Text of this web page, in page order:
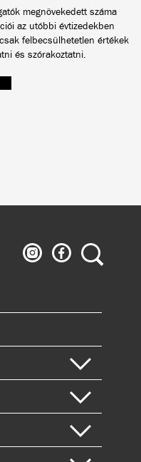
megnövekedett száma
az utóbbi évtizedekben
felbecsülhetetlen értékek
és szórakoztatni.
Ludwig
Múzeum
Ludwig
Múzeum
Keresés